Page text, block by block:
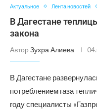
Актуальное Лента новостей
В Дагестане
закона
Автор Зухра Алиева
В Дагестане
потреблением газа
году специалисты